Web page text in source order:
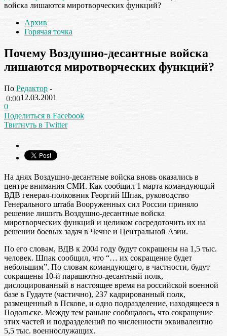
войска лишаются миротворческих функций?
Архив
Горячая точка
Почему Воздушно-десантные войска
лишаются миротворческих функций?
По Редактор -
12.03.2001
0:00
0
Поделиться в Facebook
Твитнуть в Twitter
На днях Воздушно-десантные войска вновь оказались в
центре внимания СМИ. Как сообщил 1 марта командующий
ВДВ генерал-полковник Георгий Шпак, руководство
Генерального штаба Вооруженных сил России приняло
решение лишить Воздушно-десантные войска
миротворческих функций и целиком сосредоточить их на
решении боевых задач в Чечне и Центральной Азии.
По его словам, ВДВ к 2004 году будут сокращены на 1,5 тыс.
человек. Шпак сообщил, что “… их сокращение будет
небольшим”. По словам командующего, в частности, будут
сокращены 10-й парашютно-десантный полк,
дислоцированный в настоящее время на российской военной
базе в Гудауте (частично), 237 кадрированный полк,
размещенный в Пскове, и одно подразделение, находящееся в
Подольске. Между тем раньше сообщалось, что сокращение
этих частей и подразделений по численности эквивалентно
5,5 тыс. военнослужащих.